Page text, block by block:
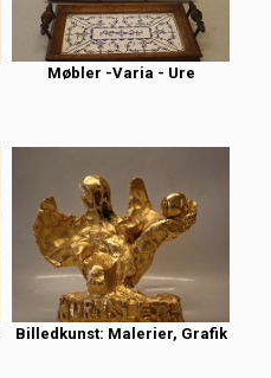
Møbler -Varia - Ure
Billedkunst: Malerier, Grafik